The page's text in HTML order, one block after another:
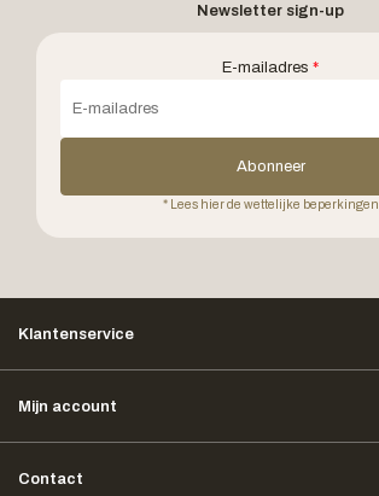
Newsletter sign-up
E-mailadres *
Abonneer
* Lees hier de wettelijke beperkingen
Klantenservice
Mijn account
Contact